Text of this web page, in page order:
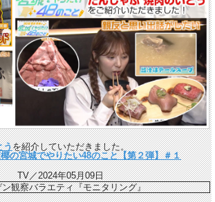
うを紹介していただきました。
の宮城でやりたい48のこと【第２弾】＃１
TV／2024年05月09日
観察バラエティ『モニタリング』